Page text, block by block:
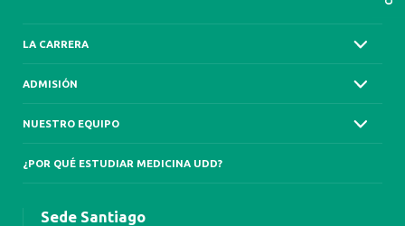
LA CARRERA
ADMISIÓN
NUESTRO EQUIPO
¿POR QUÉ ESTUDIAR MEDICINA UDD?
Sede Santiago